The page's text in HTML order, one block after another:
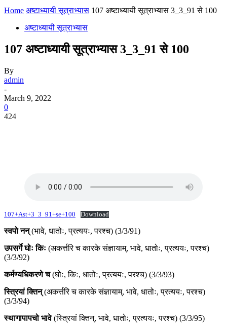
Home अष्टाध्यायी सूत्राभ्यास 107 अष्टाध्यायी सूत्राभ्यास 3_3_91 से 100
अष्टाध्यायी सूत्राभ्यास
107 अष्टाध्यायी सूत्राभ्यास 3_3_91 से 100
By
admin
-
March 9, 2022
0
424
107+Ast+3_3_91+se+100 Download
स्वपो नन्(भावे, धातोः, प्रत्ययः, परश्च) (3/3/91)
उपसर्गे घोः किः (अकर्त्तरि च कारके संज्ञायाम्, भावे, धातोः, प्रत्ययः, परश्च)
(3/3/92)
कर्मण्यधिकरणे च(घोः, किः, धातोः, प्रत्ययः, परश्च) (3/3/93)
स्त्रियां क्तिन्(अकर्त्तरि च कारके संज्ञायाम्, भावे, धातोः, प्रत्ययः, परश्च)
(3/3/94)
स्थागापापचो भावे(स्त्रियां क्तिन्, भावे, धातोः, प्रत्ययः, परश्च) (3/3/95)